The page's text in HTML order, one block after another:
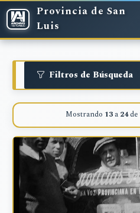
Provincia de San
Luis
Filtros de Búsqueda
Mostrando 13a 24de